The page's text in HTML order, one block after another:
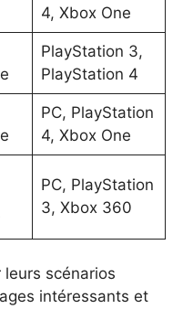
4, Xbox One
PlayStation 3,
PlayStation 4
PC, PlayStation
4, Xbox One
PC, PlayStation
3, Xbox 360
scénarios
intéressants et